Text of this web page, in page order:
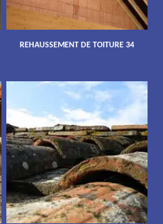
REHAUSSEMENT DE TOITURE 34